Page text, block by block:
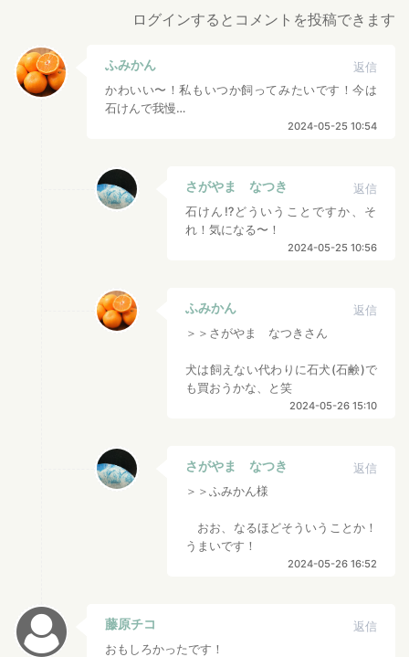
ログインするとコメントを投稿できます
ふみかん
返信
かわいい〜！私もいつか飼ってみたいです！今は
石けんで我慢…
2024-05-25 10:54
さがやま なつき
返信
石けん⁉︎どういうことですか、そ
れ！気になる〜！
2024-05-25 10:56
ふみかん
返信
＞＞さがやま なつきさん
犬は飼えない代わりに石犬(石鹸)で
も買おうかな、と笑
2024-05-26 15:10
さがやま なつき
返信
＞＞ふみかん様
おお、なるほどそういうことか！
うまいです！
2024-05-26 16:52
藤原チコ
返信
おもしろかったです！